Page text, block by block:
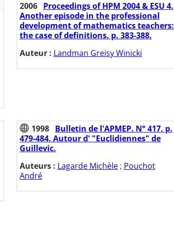
2006
Proceedings of HPM 2004 & ESU 4.
Another episode in the professional
development of mathematics teachers:
the case of definitions. p. 383-388.
Auteur : Landman Greisy Winicki
1998
Bulletin de l'APMEP. N° 417. p.
479-484. Autour d' "Euclidiennes" de
Guillevic.
Auteurs : Lagarde Michèle; Pouchot
André